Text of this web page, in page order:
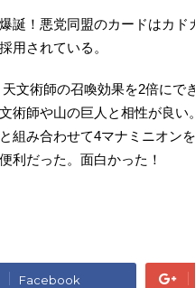
誕！悪党同盟のカードはカド
用されている。
文術師の召喚効果を2倍にで
術師や山の巨人と相性が良い
組み合わせて4マナミニオン
利だった。面白かった！
Facebook